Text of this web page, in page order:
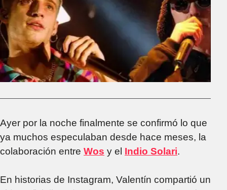
Ayer por la noche finalmente se confirmó lo que
ya muchos especulaban desde hace meses, la
colaboración entre Wos y el Indio Solari.
En historias de Instagram, Valentín compartió un